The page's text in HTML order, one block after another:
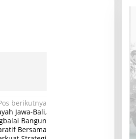
berikutnya
Jawa-Bali,
Bangun
Bersama